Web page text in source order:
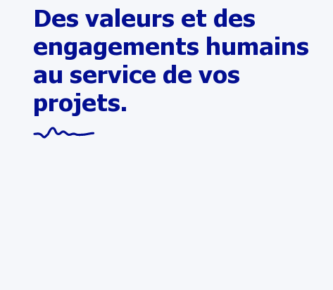
Des valeurs et des
engagements humains
au service de vos
projets.